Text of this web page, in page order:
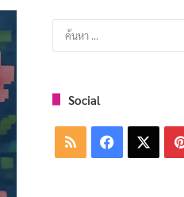
Social
RSS Facebook